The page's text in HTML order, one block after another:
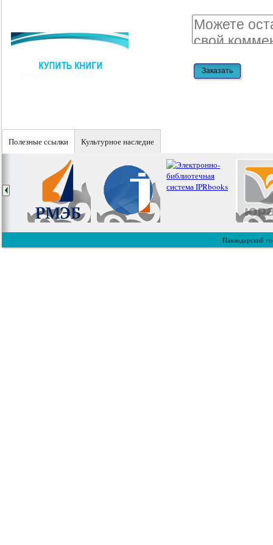
Полезные ссылки Культурное наследие
Павлодарский